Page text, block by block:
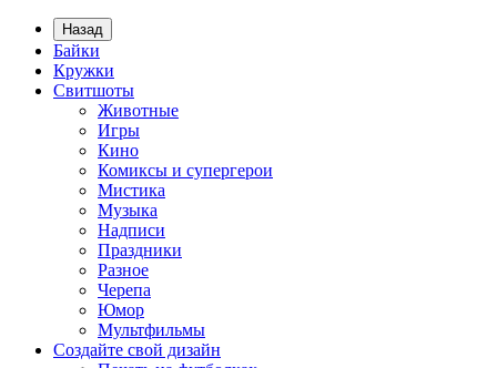
Назад
Байки
Кружки
Свитшоты
Животные
Игры
Кино
Комиксы и супергерои
Мистика
Музыка
Надписи
Праздники
Разное
Черепа
Юмор
Мультфильмы
Создайте свой дизайн